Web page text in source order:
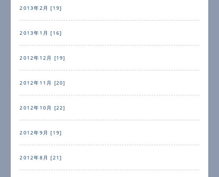
2013年2月 [19]
2013年1月 [16]
2012年12月 [19]
2012年11月 [20]
2012年10月 [22]
2012年9月 [19]
2012年8月 [21]